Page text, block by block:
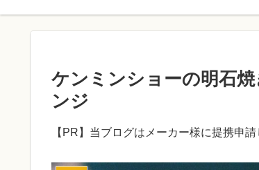
ケンミンショーの明石
ンジ
【PR】当ブログはメーカー様に提携申